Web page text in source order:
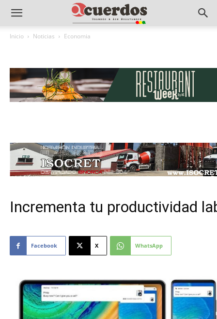
Inicio Noticias Economia
Incrementa tu productividad
Facebook X WhatsApp